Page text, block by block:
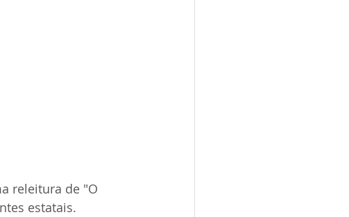
releitura de "O
estatais.